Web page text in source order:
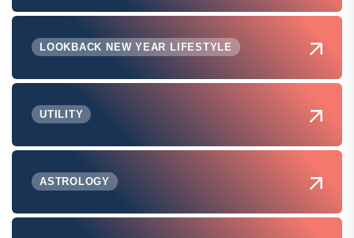
LOOKBACK NEW YEAR LIFESTYLE
UTILITY
ASTROLOGY